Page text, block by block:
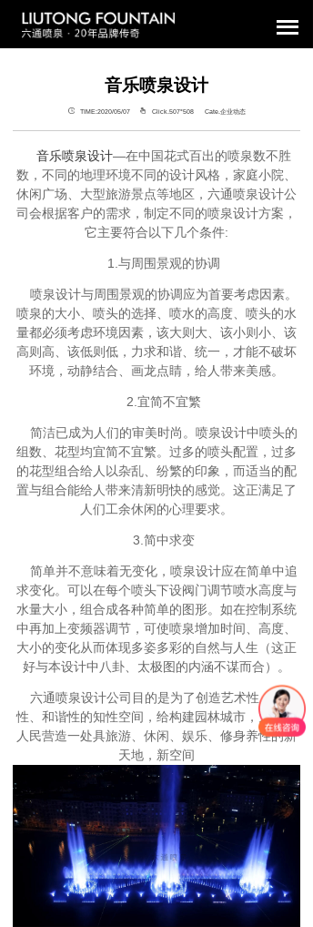
音乐喷泉设计
TIME:2020/05/07 Click.507°508 Cate.企业动态
音乐喷泉设计—在中国花式百出的喷泉数不胜
数，不同的地理环境不同的设计风格，家庭小院、
休闲广场、大型旅游景点等地区，六通喷泉设计公
司会根据客户的需求，制定不同的喷泉设计方案，
它主要符合以下几个条件:
1.与周围景观的协调
喷泉设计与周围景观的协调应为首要考虑因素。
喷泉的大小、喷头的选择、喷水的高度、喷头的水
量都必须考虑环境因素，该大则大、该小则小、该
高则高、该低则低，力求和谐、统一，才能不破坏
环境，动静结合、画龙点睛，给人带来美感。
2.宜简不宜繁
简洁已成为人们的审美时尚。喷泉设计中喷头的
组数、花型均宜简不宜繁。过多的喷头配置，过多
的花型组合给人以杂乱、纷繁的印象，而适当的配
置与组合能给人带来清新明快的感觉。这正满足了
人们工余休闲的心理要求。
3.简中求变
简单并不意味着无变化，喷泉设计应在简单中追
求变化。可以在每个喷头下设阀门调节喷水高度与
水量大小，组合成各种简单的图形。如在控制系统
中再加上变频器调节，可使喷泉增加时间、高度、
大小的变化从而体现多姿多彩的自然与人生（这正
好与本设计中八卦、太极图的内涵不谋而合）。
六通喷泉设计公司目的是为了创造艺术性、生态
性、和谐性的知性空间，给构建园林城市，为全市
人民营造一处具旅游、休闲、娱乐、修身养性的新
天地，新空间